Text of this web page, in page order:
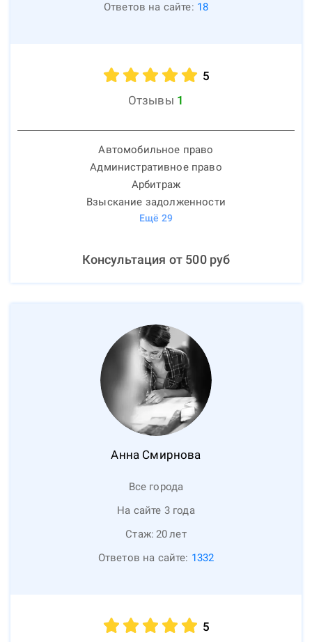
Ответов на сайте: 18
5
Отзывы 1
Автомобильное право
Административное право
Арбитраж
Взыскание задолженности
Ещё 29
Консультация от 500руб
Анна Смирнова
Все города
На сайте 3 года
Стаж: 20лет
Ответов на сайте: 1332
5